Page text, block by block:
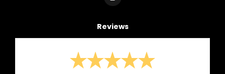
Reviews